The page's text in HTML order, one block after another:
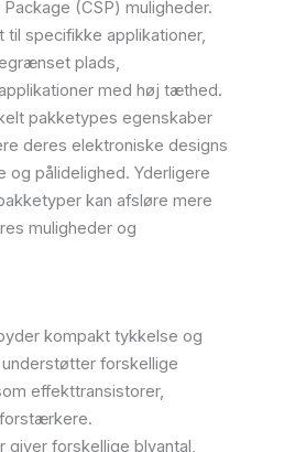
(CSP) muligheder.
specifikke applikationer,
plads,
med høj tæthed.
pakketypes egenskaber
deres elektroniske designs
pålidelighed. Yderligere
kan afsløre mere
muligheder og
kompakt tykkelse og
forskellige
effekttransistorer,
giver forskellige blyantal,